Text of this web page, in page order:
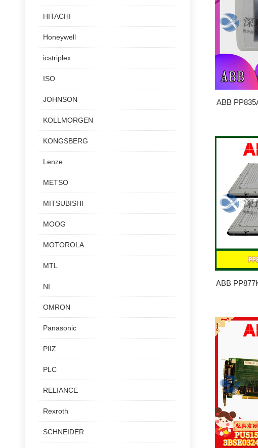
ABB
ABB
HITACHI
Honeywell
icstriplex
ISO
JOHNSON
KOLLMORGEN
KONGSBERG
Lenze
METSO
MITSUBISHI
MOOG
MOTOROLA
MTL
NI
OMRON
Panasonic
PIIZ
PLC
RELIANCE
Rexroth
SCHNEIDER